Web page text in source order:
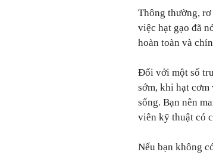
Thông thường,
việc hạt gạo đã
hoàn toàn và
Đối với một số
sớm, khi hạt
sống. Bạn nên
viên kỹ thuật có
Nếu bạn không